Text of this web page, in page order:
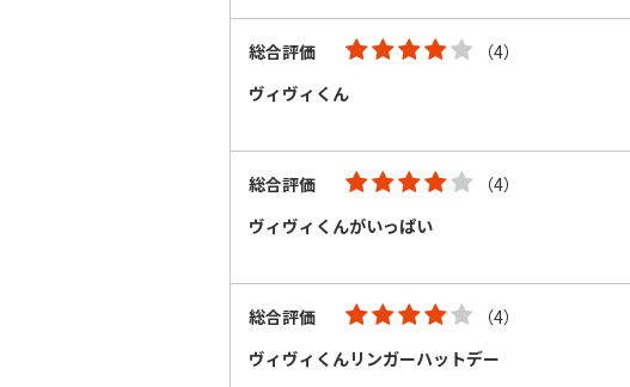
総合評価
（4）
ヴィヴィくん
総合評価
（4）
ヴィヴィくんがいっぱい
総合評価
（4）
ヴィヴィくんリンガーハットデー